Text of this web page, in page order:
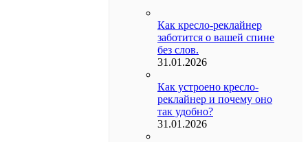
Как кресло-реклайнер
заботится о вашей спине
без слов.
31.01.2026
Как устроено кресло-
реклайнер и почему оно
так удобно?
31.01.2026